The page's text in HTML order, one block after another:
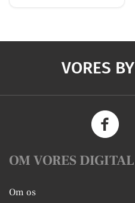
VORES BY
OM VORES DIGITAL
Om os